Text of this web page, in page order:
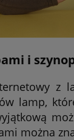
i
z
lamp,
można